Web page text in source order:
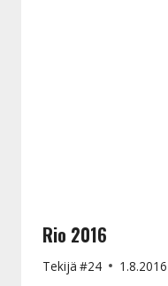
Rio 2016
Tekijä #24 1.8.2016